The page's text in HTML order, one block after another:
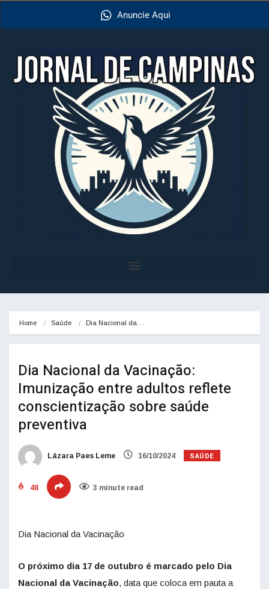
Anuncie Aqui
Home Saúde Dia Nacional da…
Dia Nacional da Vacinação:
Imunização entre adultos reflete
conscientização sobre saúde
preventiva
Lázara Paes Leme 16/10/2024 SAÚDE
48 3 minute read
Dia Nacional da Vacinação
O próximo dia 17 de outubro é marcado pelo Dia
Nacional da Vacinação, data que coloca em pauta a